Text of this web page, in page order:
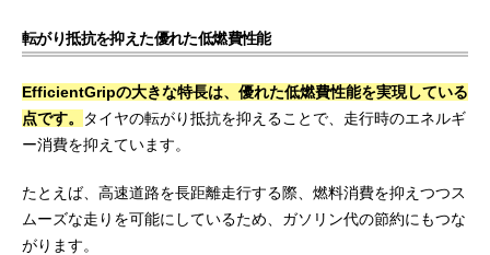
転がり抵抗を抑えた優れた低燃費性能
EfficientGripの大きな特長は、優れた低燃費性能を実現している
点です。
タイヤの転がり抵抗を抑えることで、走行時のエネルギ
ー消費を抑えています。
たとえば、高速道路を長距離走行する際、燃料消費を抑えつつス
ムーズな走りを可能にしているため、ガソリン代の節約にもつな
がります。